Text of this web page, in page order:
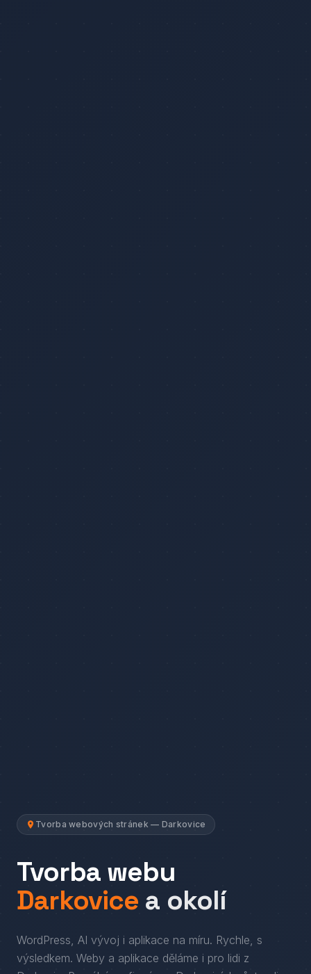
Tvorba webových stránek — Darkovice
Tvorba webu
Darkovice a okolí
WordPress, AI vývoj i aplikace na míru. Rychle, s
výsledkem. Weby a aplikace děláme i pro lidi z